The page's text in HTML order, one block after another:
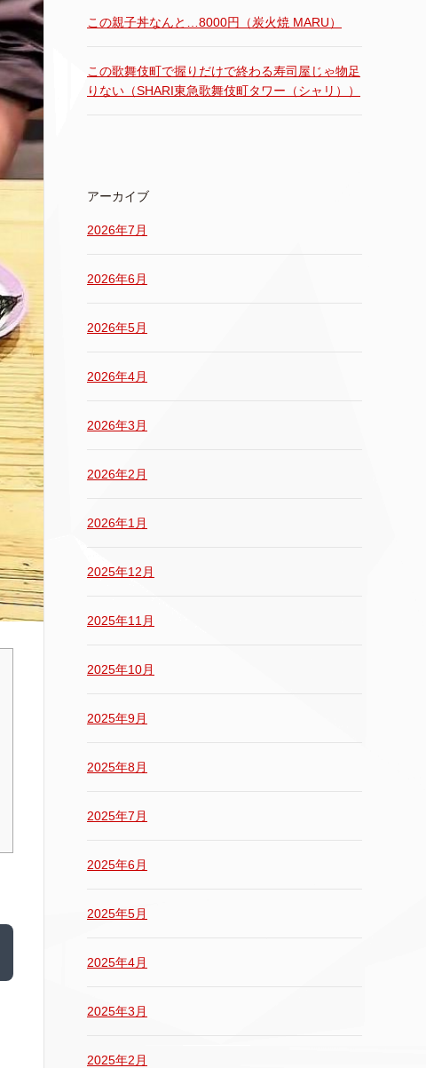
この親子丼なんと…8000円（炭火焼 MARU）
この歌舞伎町で握りだけで終わる寿司屋じゃ物足
りない（SHARI東急歌舞伎町タワー（シャリ））
アーカイブ
2026年7月
2026年6月
2026年5月
2026年4月
2026年3月
2026年2月
2026年1月
2025年12月
2025年11月
2025年10月
2025年9月
2025年8月
2025年7月
2025年6月
2025年5月
2025年4月
2025年3月
2025年2月